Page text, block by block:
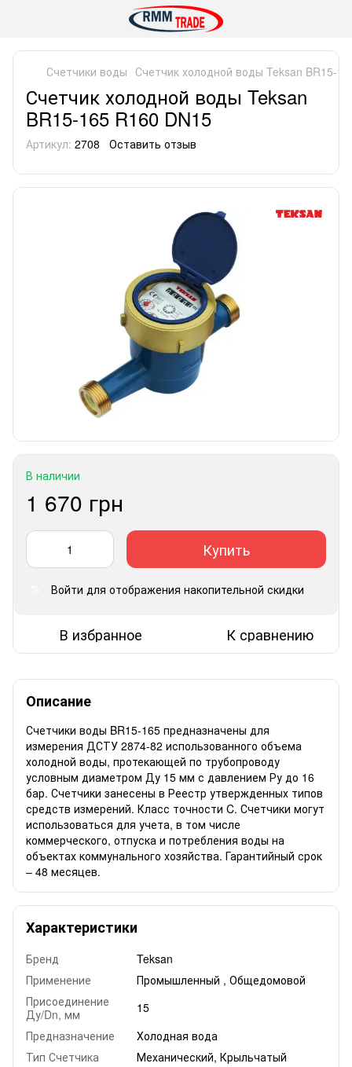
Счетчики воды Счетчик холодной воды Teksan BR15-
Счетчик холодной воды Teksan
BR15-165 R160 DN15
Артикул: 2708 Оставить отзыв
В наличии
1 670 грн
Купить
Войти для отображения накопительной скидки
В избранное К сравнению
Описание
Счетчики воды BR15-165 предназначены для
измерения ДСТУ 2874-82 использованного объема
холодной воды, протекающей по трубопроводу
условным диаметром Ду 15 мм с давлением Ру до 16
бар. Счетчики занесены в Реестр утвержденных типов
средств измерений. Класс точности C. Счетчики могут
использоваться для учета, в том числе
коммерческого, отпуска и потребления воды на
объектах коммунального хозяйства. Гарантийный срок
– 48 месяцев.
Характеристики
Бренд
Teksan
Применение
Промышленный , Общедомовой
Присоединение
Ду/Dn, мм
15
Предназначение
Холодная вода
Тип Счетчика
Механический, Крыльчатый